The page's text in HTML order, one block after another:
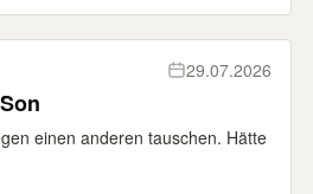
29.07.2026
einen anderen tauschen. Hätte